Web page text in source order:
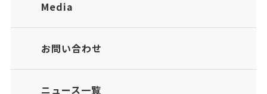
Media
お問い合わせ
ニュース一覧